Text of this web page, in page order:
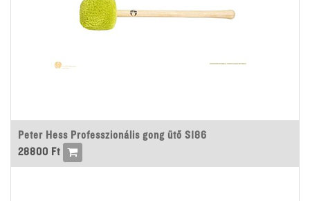
Peter Hess Professzionális gong ütő S186
28800 Ft